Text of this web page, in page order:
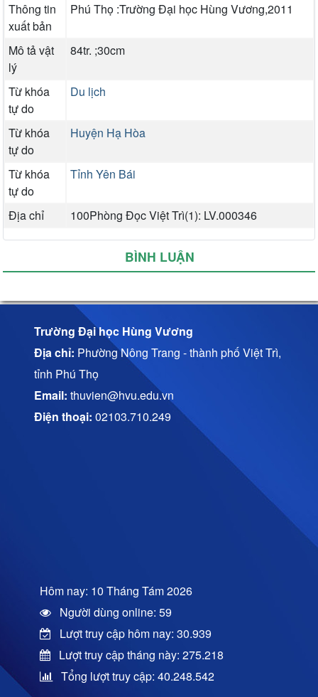
Thông tin
xuất bản
Phú Thọ :Trường Đại học Hùng Vương,2011
Mô tả vật
lý
84tr. ;30cm
Từ khóa
tự do
Du lịch
Từ khóa
tự do
Huyện Hạ Hòa
Từ khóa
tự do
Tỉnh Yên Bái
Địa chỉ 100Phòng Đọc Việt Trì(1): LV.000346
BÌNH LUẬN
Trường Đại học Hùng Vương
Địa chỉ: Phường Nông Trang - thành phố Việt Trì,
tỉnh Phú Thọ
Email: thuvien@hvu.edu.vn
Điện thoại: 02103.710.249
Hôm nay: 10 Tháng Tám 2026
Người dùng online: 59
Lượt truy cập hôm nay: 30.939
Lượt truy cập tháng này: 275.218
Tổng lượt truy cập: 40.248.542